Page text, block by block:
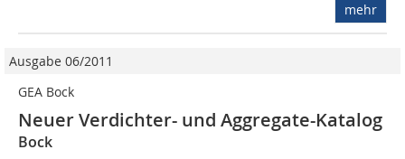
mehr
Ausgabe 06/2011
GEA Bock
Neuer Verdichter- und Aggregate-Katalog
Bock